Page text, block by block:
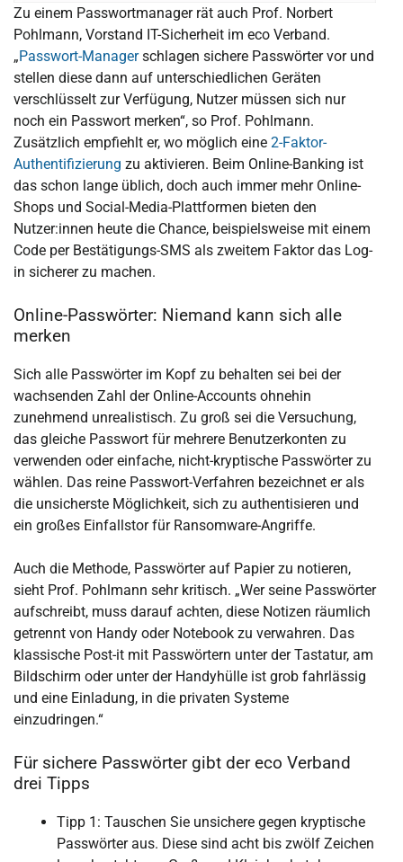
Zu einem Passwortmanager rät auch Prof. Norbert
Pohlmann, Vorstand IT-Sicherheit im eco Verband.
„Passwort-Managerschlagen sichere Passwörter vor und
stellen diese dann auf unterschiedlichen Geräten
verschlüsselt zur Verfügung, Nutzer müssen sich nur
noch ein Passwort merken“, so Prof. Pohlmann.
Zusätzlich empfiehlt er, wo möglich eine 2-Faktor-
Authentifizierung zu aktivieren. Beim Online-Banking ist
das schon lange üblich, doch auch immer mehr Online-
Shops und Social-Media-Plattformen bieten den
Nutzer:innen heute die Chance, beispielsweise mit einem
Code per Bestätigungs-SMS als zweitem Faktor das Log-
in sicherer zu machen.
Online-Passwörter: Niemand kann sich alle
merken
Sich alle Passwörter im Kopf zu behalten sei bei der
wachsenden Zahl der Online-Accounts ohnehin
zunehmend unrealistisch. Zu groß sei die Versuchung,
das gleiche Passwort für mehrere Benutzerkonten zu
verwenden oder einfache, nicht-kryptische Passwörter zu
wählen. Das reine Passwort-Verfahren bezeichnet er als
die unsicherste Möglichkeit, sich zu authentisieren und
ein großes Einfallstor für Ransomware-Angriffe.
Auch die Methode, Passwörter auf Papier zu notieren,
sieht Prof. Pohlmann sehr kritisch. „Wer seine Passwörter
aufschreibt, muss darauf achten, diese Notizen räumlich
getrennt von Handy oder Notebook zu verwahren. Das
klassische Post-it mit Passwörtern unter der Tastatur, am
Bildschirm oder unter der Handyhülle ist grob fahrlässig
und eine Einladung, in die privaten Systeme
einzudringen.“
Für sichere Passwörter gibt der eco Verband
drei Tipps
Tipp 1: Tauschen Sie unsichere gegen kryptische
Passwörter aus. Diese sind acht bis zwölf Zeichen